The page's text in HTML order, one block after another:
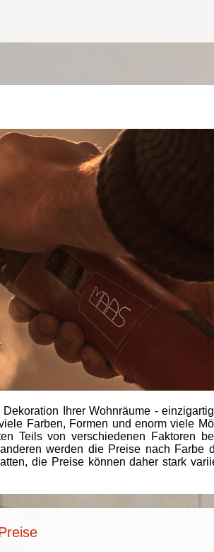
Ihrer Wohnräume -
Farben, Formen und enorm viele
Teils von verschiedenen Faktoren
werden die Preise nach Farbe
die Preise können daher stark